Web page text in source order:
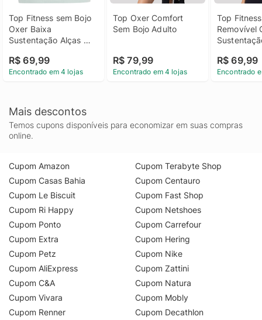
Top Fitness sem Bojo
Oxer Baixa
Sustentação Alças
R$ 69,99
Encontrado em 4 lojas
Top Oxer Comfort
Sem Bojo Adulto
R$ 79,99
Encontrado em 4 lojas
Top
Removível
R$ 69,99
Encontrado
Mais descontos
Temos cupons disponíveis para economizar em suas compras
online.
Cupom Amazon
Cupom Casas Bahia
Cupom Le Biscuit
Cupom Ri Happy
Cupom Ponto
Cupom Extra
Cupom Petz
Cupom AliExpress
Cupom C&A
Cupom Vivara
Cupom Renner
Cupom Terabyte Shop
Cupom Centauro
Cupom Fast Shop
Cupom Netshoes
Cupom Carrefour
Cupom Hering
Cupom Nike
Cupom Zattini
Cupom Natura
Cupom Mobly
Cupom Decathlon